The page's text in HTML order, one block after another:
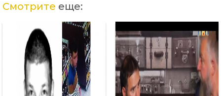
Смотрите еще: